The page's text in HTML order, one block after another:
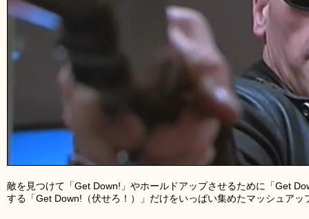
敵を見つけて「Get Down!」やホールドアップさせるために「Get
する「Get Down!（伏せろ！）」だけをいっぱい集めたマッシュアッ